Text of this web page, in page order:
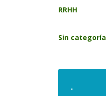
RRHH
Sin categoría
.